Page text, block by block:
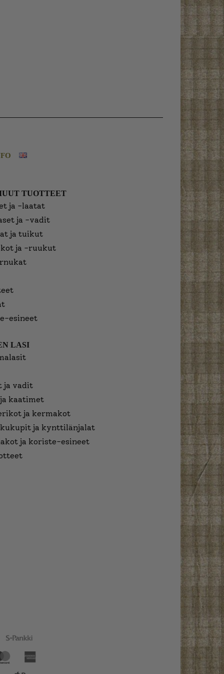
TUOTTEET
ja -laatat
ja -vadit
ja tuikut
ja -ruukut
esineet
LASI
ja vadit
kaatimet
ja kermakot
ja kynttilänjalat
ja koriste-esineet